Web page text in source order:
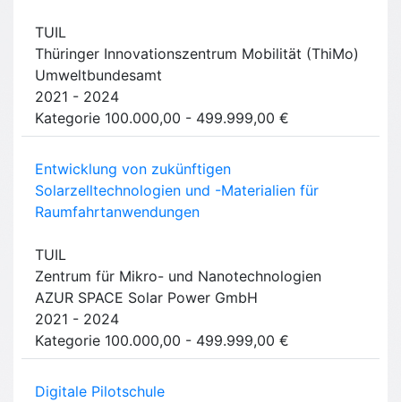
TUIL
Thüringer Innovationszentrum Mobilität (ThiMo)
Umweltbundesamt
2021 - 2024
Kategorie 100.000,00 - 499.999,00 €
Entwicklung von zukünftigen
Solarzelltechnologien und -Materialien für
Raumfahrtanwendungen
TUIL
Zentrum für Mikro- und Nanotechnologien
AZUR SPACE Solar Power GmbH
2021 - 2024
Kategorie 100.000,00 - 499.999,00 €
Digitale Pilotschule